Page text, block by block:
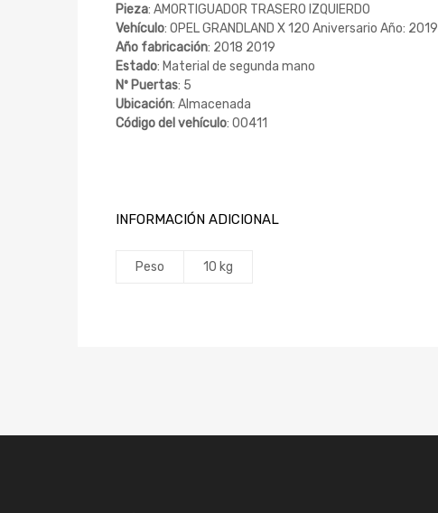
Pieza: AMORTIGUADOR TRASERO IZQUIERDO
Vehículo: OPEL GRANDLAND X 120 Aniversario Año: 2019
Año fabricación: 2018 2019
Estado: Material de segunda mano
Nº Puertas: 5
Ubicación: Almacenada
Código del vehículo: 00411
INFORMACIÓN ADICIONAL
Peso 10 kg